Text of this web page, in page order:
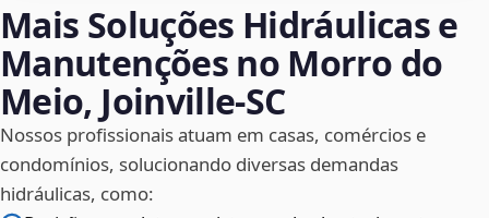
Mais Soluções Hidráulicas e
Manutenções no Morro do
Meio, Joinville‑SC
Nossos profissionais atuam em casas, comércios e
condomínios, solucionando diversas demandas
hidráulicas, como: